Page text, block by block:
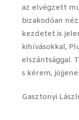
az elvégzett
bizakodóan
kezdetet is
kihívásokkal,
elszántsággal.
s kérem,
Gasztonyi